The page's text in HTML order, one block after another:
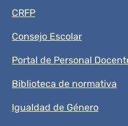
CRFP
Consejo Escolar
Portal de Personal
Biblioteca de normativa
Igualdad de Género